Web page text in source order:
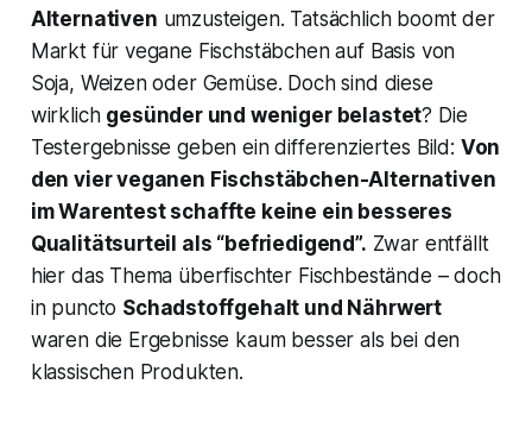
Alternativen umzusteigen. Tatsächlich boomt der
Markt für vegane Fischstäbchen auf Basis von
Soja, Weizen oder Gemüse. Doch sind diese
wirklich gesünder und weniger belastet? Die
Testergebnisse geben ein differenziertes Bild: Von
den vier veganen Fischstäbchen-Alternativen
im Warentest schaffte keine ein besseres
Qualitätsurteil als “befriedigend”​. Zwar entfällt
hier das Thema überfischter Fischbestände – doch
in puncto Schadstoffgehalt und Nährwert
waren die Ergebnisse kaum besser als bei den
klassischen Produkten.